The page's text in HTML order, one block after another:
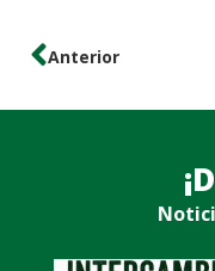
Anterior